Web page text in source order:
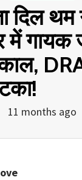
दिल थम
में गायक
11 months ago